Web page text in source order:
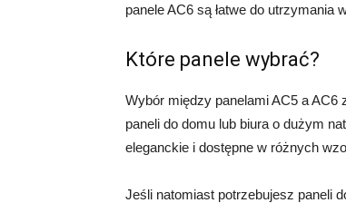
panele AC6 są łatwe do
Które panele wybrać?
Wybór między panelami AC5 a AC6
paneli do domu lub biura o dużym
eleganckie i dostępne w różnych
Jeśli natomiast potrzebujesz paneli